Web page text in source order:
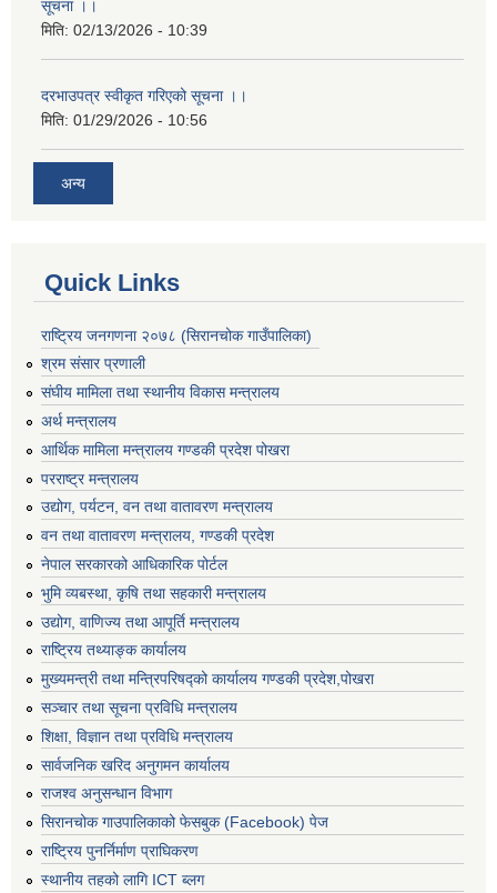
सूचना ।।
मिति: 02/13/2026 - 10:39
दरभाउपत्र स्वीकृत गरिएको सूचना ।।
मिति: 01/29/2026 - 10:56
अन्य
Quick Links
राष्ट्रिय जनगणना २०७८ (सिरानचोक गाउँपालिका)
श्रम संसार प्रणाली
संघीय मामिला तथा स्थानीय विकास मन्त्रालय
अर्थ मन्त्रालय
आर्थिक मामिला मन्त्रालय गण्डकी प्रदेश पोखरा
परराष्ट्र मन्त्रालय
उद्योग, पर्यटन, वन तथा वातावरण मन्त्रालय
वन तथा वातावरण मन्त्रालय, गण्डकी प्रदेश
नेपाल सरकारको आधिकारिक पोर्टल
भुमि व्यबस्था, कृषि तथा सहकारी मन्त्रालय
उद्योग, वाणिज्य तथा आपूर्ति मन्त्रालय
राष्ट्रिय तथ्याङ्क कार्यालय
मुख्यमन्त्री तथा मन्त्रिपरिषद्को कार्यालय गण्डकी प्रदेश,पोखरा
सञ्‍चार तथा सूचना प्रविधि मन्त्रालय
शिक्षा, विज्ञान तथा प्रविधि मन्त्रालय
सार्वजनिक खरिद अनुगमन कार्यालय
राजश्व अनुसन्धान विभाग
सिरानचोक गाउपालिकाको फेसबुक (Facebook) पेज
राष्ट्रिय पुनर्निर्माण प्राघिकरण
स्थानीय तहको लागि ICT ब्लग